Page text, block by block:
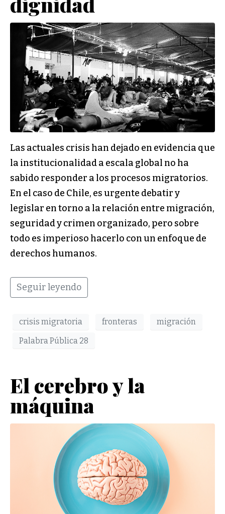
Las actuales crisis han dejado en evidencia que
la institucionalidad a escala global no ha
sabido responder a los procesos migratorios.
En el caso de Chile, es urgente debatir y
legislar en torno a la relación entre migración,
seguridad y crimen organizado, pero sobre
todo es imperioso hacerlo con un enfoque de
derechos humanos.
Seguir leyendo
crisis migratoria fronteras
migración
Palabra Pública 28
El cerebro y la
máquina